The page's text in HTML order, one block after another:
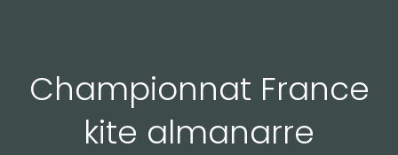
Championnat France
kite almanarre